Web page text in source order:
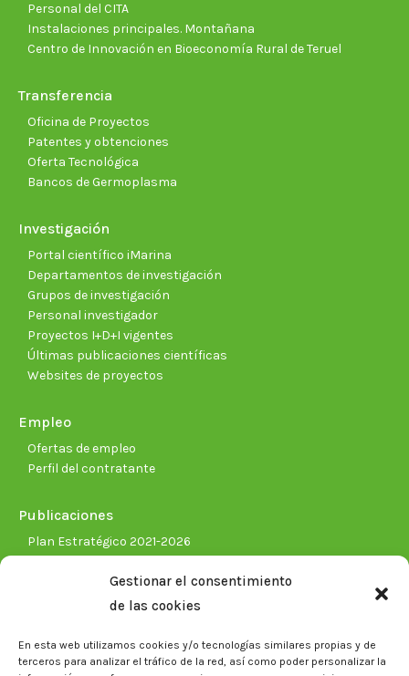
Gestionar el consentimiento
de las cookies
En esta web utilizamos cookies y/o tecnologías similares propias y de
terceros para analizar el tráfico de la red, así como poder personalizar la
Personal del CITA
Instalaciones principales. Montañana
Centro de Innovación en Bioeconomía Rural de Teruel
Transferencia
Oficina de Proyectos
Patentes y obtenciones
Oferta Tecnológica
Bancos de Germoplasma
Investigación
Portal científico iMarina
Departamentos de investigación
Grupos de investigación
Personal investigador
Proyectos I+D+I vigentes
Últimas publicaciones científicas
Websites de proyectos
Empleo
Ofertas de empleo
Perfil del contratante
Publicaciones
Plan Estratégico 2021-2026
Biblioteca. Repositorio CITAREA